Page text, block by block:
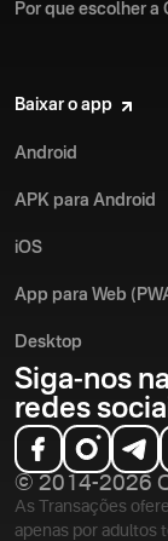
Por que escolher
Baixar o app
Android
APK para Android
iOS
App para Web
Desktop
Siga-nos
redes
© 2014-2026
As Transações
apenas por adultos